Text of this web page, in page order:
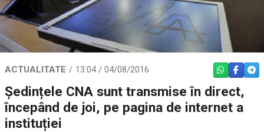
ACTUALITATE 13:04 / 04/08/2016 WHATSAPP
Ședințele CNA sunt transmise în direct,
începând de joi, pe pagina de internet a
instituției